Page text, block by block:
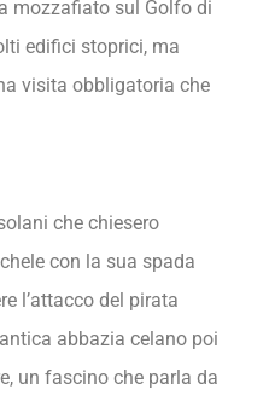
mozzafiato sul Golfo di
edifici stoprici, ma
visita obbligatoria che
che chiesero
con la sua spada
l’attacco del pirata
abbazia celano poi
un fascino che parla da